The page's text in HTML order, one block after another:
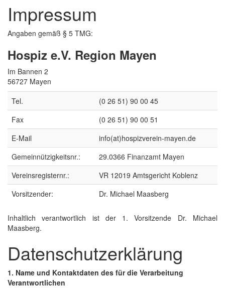
Impressum
Angaben gemäß § 5 TMG:
Hospiz e.V. Region Mayen
Im Bannen 2
56727 Mayen
Tel.
(0 26 51) 90 00 45
Fax
(0 26 51) 90 00 51
E-Mail
info(at)hospizverein-mayen.de
Gemeinnützigkeitsnr.:
29.0366 Finanzamt Mayen
Vereinsregisternr.:
VR 12019 Amtsgericht Koblenz
Vorsitzender:
Dr. Michael Maasberg
Inhaltlich verantwortlich ist der 1. Vorsitzende Dr. Michael
Maasberg.
Datenschutzerklärung
1. Name und Kontaktdaten des für die Verarbeitung
Verantwortlichen